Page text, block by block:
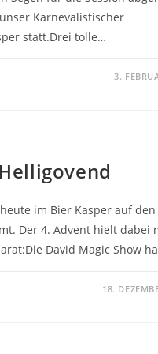
Karnevalistischer
statt.Drei tolle…
3.
im Bier Kasper auf den
Der 4. Advent hielt dabei
David Magic Show
18.